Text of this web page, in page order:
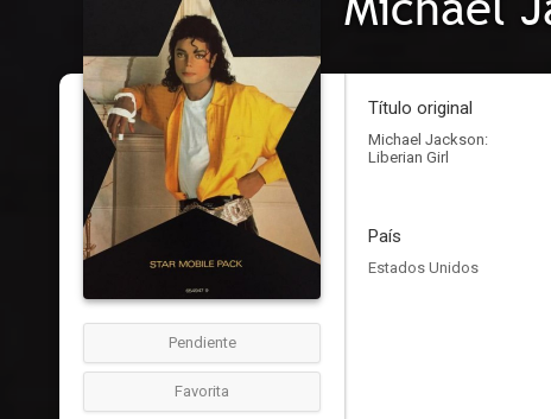
Pendiente
Favorita
Título original
Michael Jackson:
Liberian Girl
País
Estados Unidos